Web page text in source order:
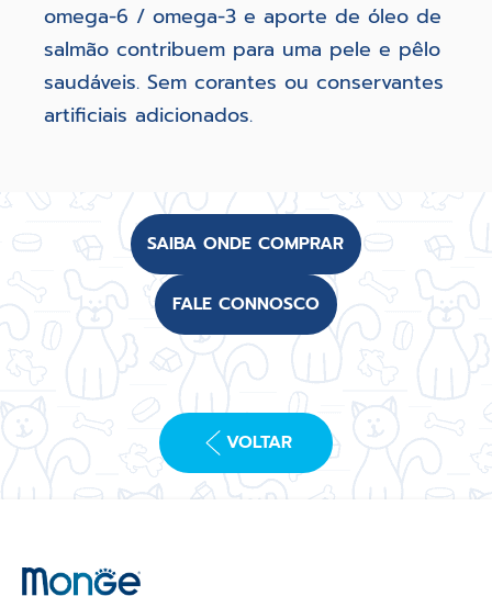
omega-6 / omega-3 e aporte de óleo de
salmão contribuem para uma pele e pêlo
saudáveis. Sem corantes ou conservantes
artificiais adicionados.
SAIBA ONDE COMPRAR
FALE CONNOSCO
VOLTAR